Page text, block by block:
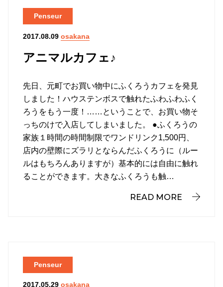
アニマルカフェ♪
Penseur
2017.08.09 osakana
先日、元町でお買い物中にふくろうカフェを発見
しました！ハウステンボスで触れたふわふわふく
ろうをもう一度！……ということで、お買い物そ
っちのけで入店してしまいました。 ●ふくろうの
家族１時間の時間制限でワンドリンク1,500円、
店内の壁際にズラリとならんだふくろうに（ルー
ルはもちろんありますが）基本的には自由に触れ
ることができます。大きなふくろうも触…
READ MORE
Penseur
2017.05.29 osakana